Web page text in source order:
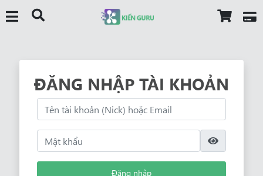
ĐĂNG NHẬP TÀI KHOẢN
Đăng nhập